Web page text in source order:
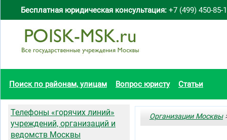
Бесплатная юридическая консультация: +7 (499) 450-85-
Поиск по районам, улицам Вопрос юристу Статьи
Организации Москвы
Телефоны «горячих линий»
учреждений, организаций и
ведомств Москвы